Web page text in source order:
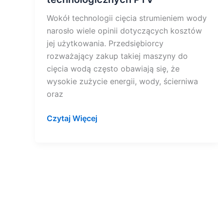
Wokół technologii cięcia strumieniem wody
narosło wiele opinii dotyczących kosztów
jej użytkowania. Przedsiębiorcy
rozważający zakup takiej maszyny do
cięcia wodą często obawiają się, że
wysokie zużycie energii, wody, ścierniwa
oraz
Czytaj Więcej